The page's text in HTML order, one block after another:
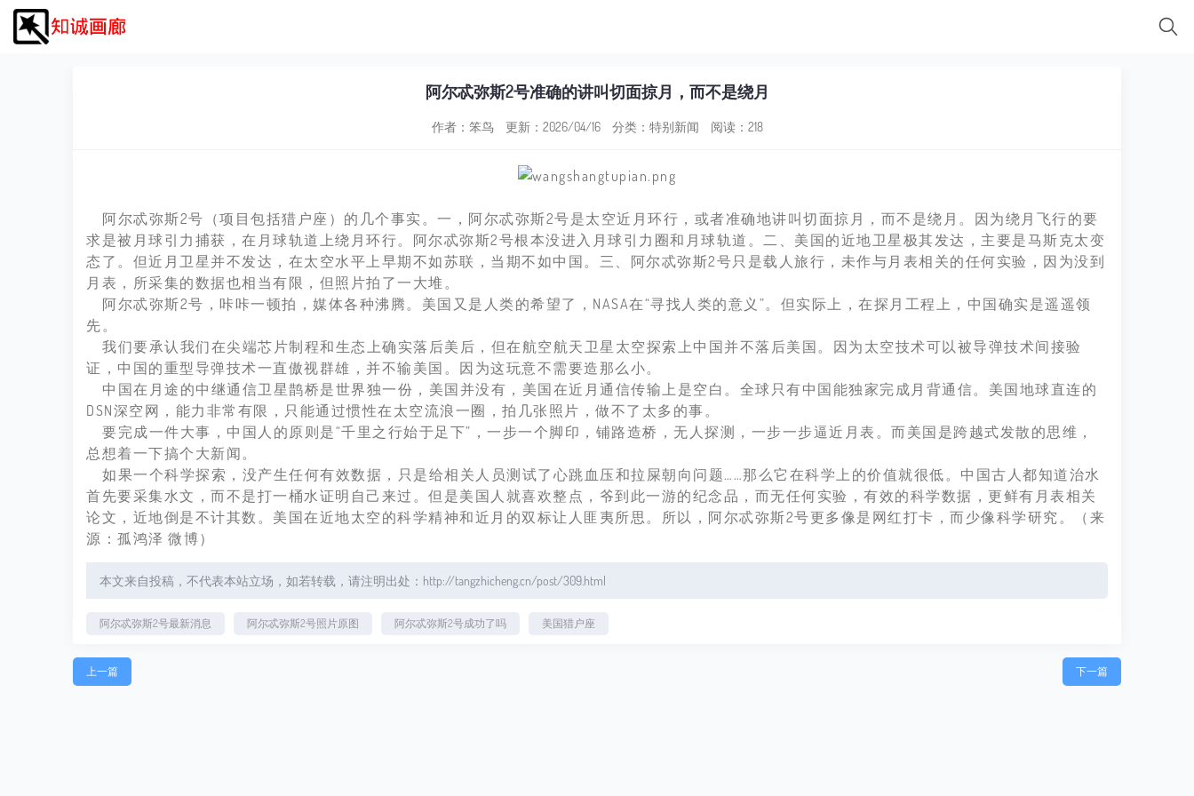
阿尔忒弥斯2号准确的讲叫切面掠月，而不是绕月
作者：笨鸟 更新：2026/04/16 分类： 特别新闻 阅读：218
阿尔忒弥斯2号（项目包括猎户座）的几个事实。一，阿尔忒弥斯2号是太空近月环行，或者准确地讲叫切面掠月，而不是绕月。因为绕月飞行的要
求是被月球引力捕获，在月球轨道上绕月环行。阿尔忒弥斯2号根本没进入月球引力圈和月球轨道。二、美国的近地卫星极其发达，主要是马斯克太变
态了。但近月卫星并不发达，在太空水平上早期不如苏联，当期不如中国。三、阿尔忒弥斯2号只是载人旅行，未作与月表相关的任何实验，因为没到
月表，所采集的数据也相当有限，但照片拍了一大堆。
阿尔忒弥斯2号，咔咔一顿拍，媒体各种沸腾。美国又是人类的希望了，NASA在“寻找人类的意义”。但实际上，在探月工程上，中国确实是遥遥领
先。
我们要承认我们在尖端芯片制程和生态上确实落后美后，但在航空航天卫星太空探索上中国并不落后美国。因为太空技术可以被导弹技术间接验
证，中国的重型导弹技术一直傲视群雄，并不输美国。因为这玩意不需要造那么小。
中国在月途的中继通信卫星鹊桥是世界独一份，美国并没有，美国在近月通信传输上是空白。全球只有中国能独家完成月背通信。美国地球直连的
DSN深空网，能力非常有限，只能通过惯性在太空流浪一圈，拍几张照片，做不了太多的事。
要完成一件大事，中国人的原则是“千里之行始于足下”，一步一个脚印，铺路造桥，无人探测，一步一步逼近月表。而美国是跨越式发散的思维，
总想着一下搞个大新闻。
如果一个科学探索，没产生任何有效数据，只是给相关人员测试了心跳血压和拉屎朝向问题……那么它在科学上的价值就很低。中国古人都知道治水
首先要采集水文，而不是打一桶水证明自己来过。但是美国人就喜欢整点，爷到此一游的纪念品，而无任何实验，有效的科学数据，更鲜有月表相关
论文，近地倒是不计其数。美国在近地太空的科学精神和近月的双标让人匪夷所思。所以，阿尔忒弥斯2号更多像是网红打卡，而少像科学研究。（来
源：孤鸿泽 微博）
本文来自投稿，不代表本站立场，如若转载，请注明出处：http://tangzhicheng.cn/post/309.html
阿尔忒弥斯2号最新消息 阿尔忒弥斯2号照片原图 阿尔忒弥斯2号成功了吗 美国猎户座
上一篇 下一篇